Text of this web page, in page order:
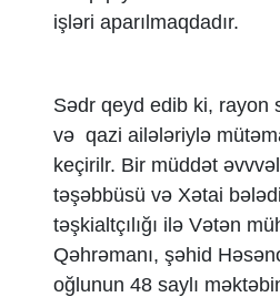
işləri aparılmaqdadır.
Sədr qeyd edib ki, rayon
və qazi ailələriylə
keçirilr. Bir müddət
təşəbbüsü və Xətai
təşkialtçılığı ilə Vətən
Qəhrəmanı, şəhid
oğlunun 48 saylı